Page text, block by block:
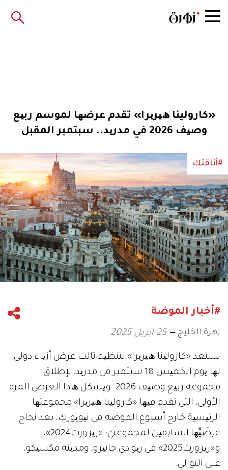
«كارولينا ھﯿﺮﯾﺮا» تقدم ﻋﺮﺿﮭﺎ ﻟﻤﻮﺳﻢ رﺑﯿﻊ
وﺻﯿﻒ 2026 ﻓﻲ ﻣﺪرﯾﺪ.. سبتمبر المقبل
#أناقتك
#أخبار الموضة
زهرة الخليج 25 ابريل 2025
ﺗﺴﺘﻌﺪ «ﻛﺎروﻟﯿﻨﺎ ھﯿﺮﯾﺮا» ﻟﺘﻨﻈﯿﻢ ﺛﺎﻟﺚ ﻋﺮض أزﯾﺎء دوﻟﻲ
ﻟﮭﺎ ﯾﻮم اﻟﺨﻤﯿﺲ 18 ﺳﺒﺘﻤﺒﺮ ﻓﻲ ﻣﺪرﯾﺪ، ﻹطﻼق
ﻣﺠﻤﻮﻋﺔ رﺑﯿﻊ وﺻﯿﻒ 2026. وﯾﺸﻜﻞ ھﺬا اﻟﻌﺮض اﻟﻤﺮة
اﻷوﻟﻰ، اﻟﺘﻲ ﺗﻘﺪم ﻓﯿﮭﺎ «ﻛﺎروﻟﯿﻨﺎ ھﯿﺮﯾﺮا» ﻣﺠﻤﻮﻋﺘﮭﺎ
اﻟﺮﺋﯿﺴﯿﺔ ﺧﺎرج أﺳﺒﻮع اﻟﻤﻮﺿﺔ ﻓﻲ ﻧﯿﻮﯾﻮرك، ﺑﻌﺪ ﻧﺠﺎح
ﻋﺮﺿَﯿْﮭﺎ اﻟﺴﺎﺑﻘﯿﻦ ﻟﻤﺠﻤﻮﻋﺘَﻲْ: «رﯾﺰورت2024»،
و«رﯾﺰورت2025» ﻓﻲ رﯾﻮ دي ﺟﺎﻧﯿﺮو، وﻣﺪﯾﻨﺔ ﻣﻜﺴﯿﻜﻮ،
ﻋﻠﻰ اﻟﺘﻮاﻟﻲ.